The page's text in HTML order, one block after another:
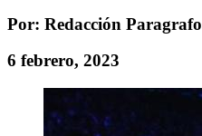
Por: Redacción Paragrafo
6 febrero, 2023